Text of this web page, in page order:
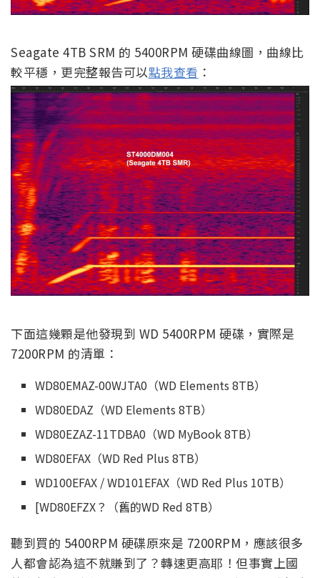
Seagate 4TB SRM 的 5400RPM 硬碟曲線圖，曲線比
較平穩，更完整報告可以點我查看 ：
下面這幾顆是他發現到 WD 5400RPM 硬碟，實際是
7200RPM 的清單：
WD80EMAZ-00WJTA0（WD Elements 8TB）
WD80EDAZ（WD Elements 8TB）
WD80EZAZ-11TDBA0（WD MyBook 8TB）
WD80EFAX（WD Red Plus 8TB）
WD100EFAX / WD101EFAX（WD Red Plus 10TB）
[WD80EFZX？（舊的WD Red 8TB）
聽到買的 5400RPM 硬碟原來是 7200RPM，應該很多
人都會認為這不就賺到了？轉速更高耶！但事實上國